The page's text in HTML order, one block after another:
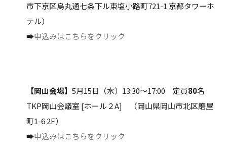
市下京区烏丸通七条下ル東塩小路町721-1 京都タワーホ
テル）
➡申込みはこちらをクリック
【岡山会場】5月15日（水）13:30～17:00 定員80名
TKP岡山会議室 [ホール２A] （岡山県岡山市北区磨屋
町1-6 2F）
➡申込みはこちらをクリック